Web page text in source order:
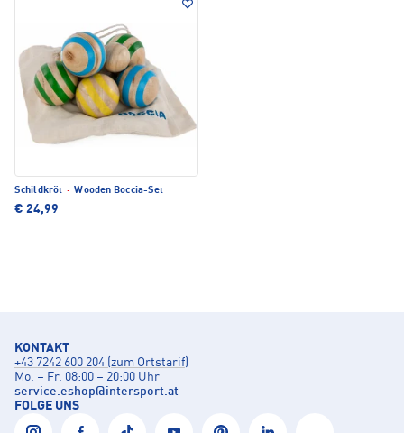
Schildkröt · Wooden Boccia-Set
€ 24,99
KONTAKT
+43 7242 600 204 (zum Ortstarif)
Mo. – Fr. 08:00 – 20:00 Uhr
service.eshop@intersport.at
FOLGE UNS